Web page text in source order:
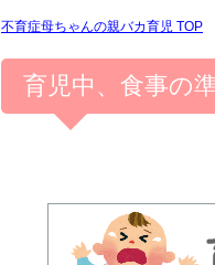
不育症母ちゃんの親バカ育児 TOP
育児中、食事の